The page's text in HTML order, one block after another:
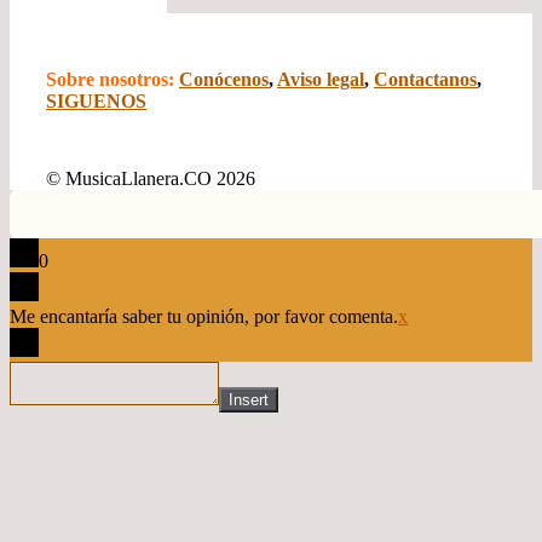
Sobre nosotros: Conócenos, Aviso legal, Contactanos,
SIGUENOS
© MusicaLlanera.CO 2026
0
Me encantaría saber tu opinión, por favor comenta.x
Insert